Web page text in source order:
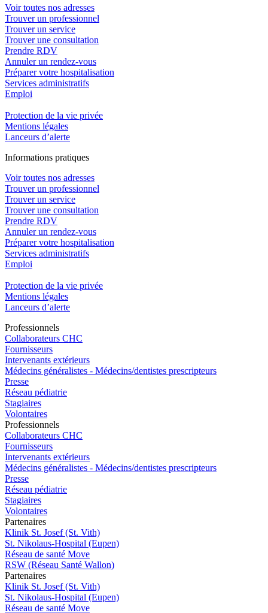
Voir toutes nos adresses
Trouver un professionnel
Trouver un service
Trouver une consultation
Prendre RDV
Annuler un rendez-vous
Préparer votre hospitalisation
Services administratifs
Emploi​
Protection de la vie privée
Mentions légales
Lanceurs d’alerte
Informations pratiques
Voir toutes nos adresses
Trouver un professionnel
Trouver un service
Trouver une consultation
Prendre RDV
Annuler un rendez-vous
Préparer votre hospitalisation
Services administratifs
Emploi​
Protection de la vie privée
Mentions légales
Lanceurs d’alerte
Professionnels
Collaborateurs CHC
Fournisseurs
Intervenants extérieurs
Médecins généralistes - Médecins/dentistes prescripteurs
Presse
Réseau pédiatrie
Stagiaires
Volontaires
Professionnels
Collaborateurs CHC
Fournisseurs
Intervenants extérieurs
Médecins généralistes - Médecins/dentistes prescripteurs
Presse
Réseau pédiatrie
Stagiaires
Volontaires
Partenaires
Klinik St. Josef (St. Vith)
St. Nikolaus-Hospital (Eupen)
Réseau de santé Move
RSW (Réseau Santé Wallon)
Partenaires
Klinik St. Josef (St. Vith)
St. Nikolaus-Hospital (Eupen)
Réseau de santé Move